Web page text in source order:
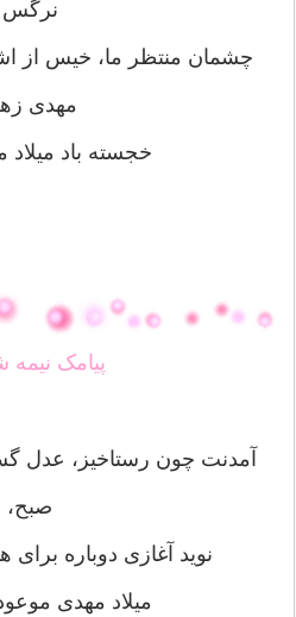
نرگس
چشمان منتظر ما، خیس از
مهدی
خجسته باد میلاد
پیامک نیمه
آمدنت چون رستاخیز، عدل
صبح،
نوید آغازی دوباره
میلاد مهدی